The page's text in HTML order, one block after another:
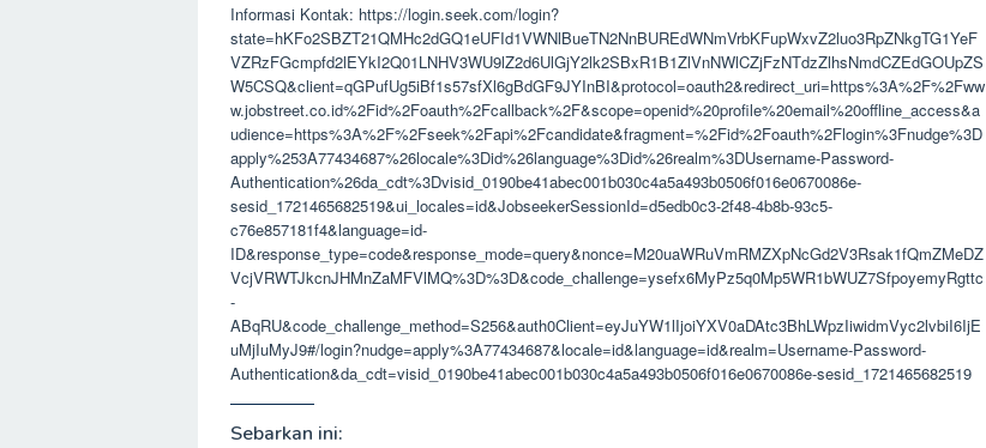
Informasi Kontak: https://login.seek.com/login?
state=hKFo2SBZT21QMHc2dGQ1eUFId1VWNlBueTN2NnBUREdWNmVrbKFupWxvZ2luo3RpZNkgTG1YeF
VZRzFGcmpfd2lEYkI2Q01LNHV3WU9lZ2d6UlGjY2lk2SBxR1B1ZlVnNWlCZjFzNTdzZlhsNmdCZEdGOUpZS
W5CSQ&client=qGPufUg5iBf1s57sfXl6gBdGF9JYInBI&protocol=oauth2&redirect_uri=https%3A%2F%2Fww
w.jobstreet.co.id%2Fid%2Foauth%2Fcallback%2F&scope=openid%20profile%20email%20offline_access&a
udience=https%3A%2F%2Fseek%2Fapi%2Fcandidate&fragment=%2Fid%2Foauth%2Flogin%3Fnudge%3D
apply%253A77434687%26locale%3Did%26language%3Did%26realm%3DUsername-Password-
Authentication%26da_cdt%3Dvisid_0190be41abec001b030c4a5a493b0506f016e0670086e-
sesid_1721465682519&ui_locales=id&JobseekerSessionId=d5edb0c3-2f48-4b8b-93c5-
c76e857181f4&language=id-
ID&response_type=code&response_mode=query&nonce=M20uaWRuVmRMZXpNcGd2V3Rsak1fQmZMeDZ
VcjVRWTJkcnJHMnZaMFVlMQ%3D%3D&code_challenge=ysefx6MyPz5q0Mp5WR1bWUZ7SfpoyemyRgttc
-
ABqRU&code_challenge_method=S256&auth0Client=eyJuYW1lIjoiYXV0aDAtc3BhLWpzIiwidmVyc2lvbiI6IjE
uMjIuMyJ9#/login?nudge=apply%3A77434687&locale=id&language=id&realm=Username-Password-
Authentication&da_cdt=visid_0190be41abec001b030c4a5a493b0506f016e0670086e-sesid_1721465682519
Sebarkan ini: